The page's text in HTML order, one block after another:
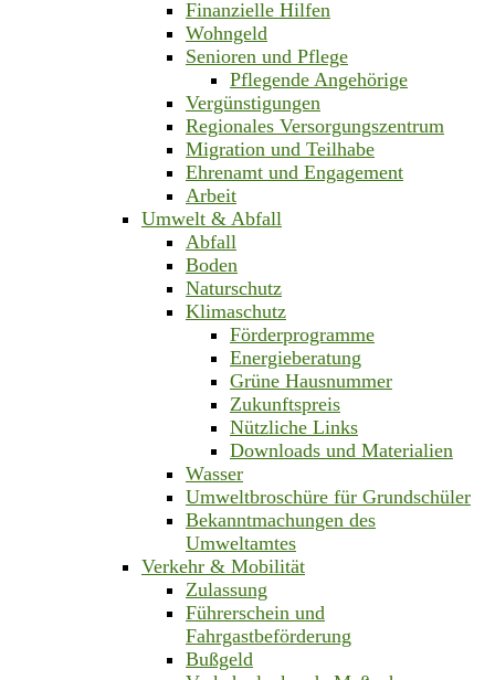
Finanzielle Hilfen
Wohngeld
Senioren und Pflege
Pflegende Angehörige
Vergünstigungen
Regionales Versorgungszentrum
Migration und Teilhabe
Ehrenamt und Engagement
Arbeit
Umwelt & Abfall
Abfall
Boden
Naturschutz
Klimaschutz
Förderprogramme
Energieberatung
Grüne Hausnummer
Zukunftspreis
Nützliche Links
Downloads und Materialien
Wasser
Umweltbroschüre für Grundschüler
Bekanntmachungen des
Umweltamtes
Verkehr & Mobilität
Zulassung
Führerschein und
Fahrgastbeförderung
Bußgeld